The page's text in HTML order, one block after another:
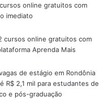
online gratuitos com
imediato
cursos online gratuitos com
Aprenda Mais
de estágio em Rondônia
R$ 2,1 mil para estudantes de
e pós-graduação